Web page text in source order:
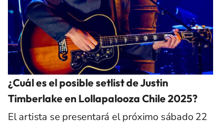
¿Cuál es el posible setlist de Justin
Timberlake en Lollapalooza Chile 2025?
El artista se presentará el próximo sábado 22